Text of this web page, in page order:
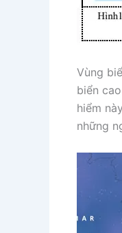
Vùng
biển
hiểm
những